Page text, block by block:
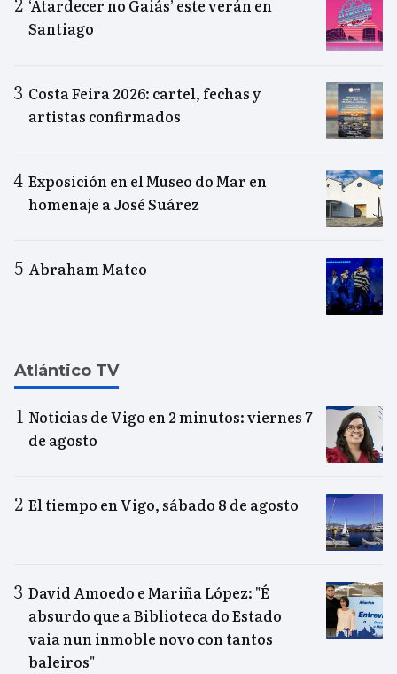
‘Atardecer no Gaiás’ este verán en
Santiago
Costa Feira 2026: cartel, fechas y
artistas confirmados
Exposición en el Museo do Mar en
homenaje a José Suárez
Abraham Mateo
Atlántico TV
Noticias de Vigo en 2 minutos: viernes 7
de agosto
El tiempo en Vigo, sábado 8 de agosto
David Amoedo e Mariña López: "É
absurdo que a Biblioteca do Estado
vaia nun inmoble novo con tantos
baleiros"